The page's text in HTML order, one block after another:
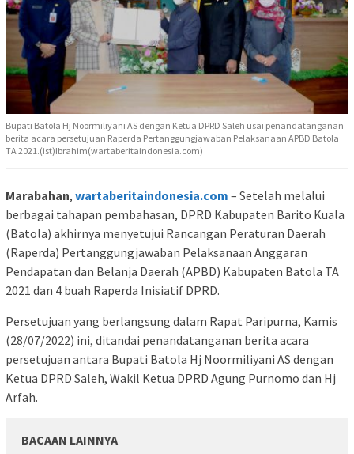
Bupati Batola Hj Noormiliyani AS dengan Ketua DPRD Saleh usai penandatanganan
berita acara persetujuan Raperda Pertanggungjawaban Pelaksanaan APBD Batola
TA 2021.(ist)Ibrahim(wartaberitaindonesia.com)
Marabahan, wartaberitaindonesia.com – Setelah melalui
berbagai tahapan pembahasan, DPRD Kabupaten Barito Kuala
(Batola) akhirnya menyetujui Rancangan Peraturan Daerah
(Raperda) Pertanggungjawaban Pelaksanaan Anggaran
Pendapatan dan Belanja Daerah (APBD) Kabupaten Batola TA
2021 dan 4 buah Raperda Inisiatif DPRD.
Persetujuan yang berlangsung dalam Rapat Paripurna, Kamis
(28/07/2022) ini, ditandai penandatanganan berita acara
persetujuan antara Bupati Batola Hj Noormiliyani AS dengan
Ketua DPRD Saleh, Wakil Ketua DPRD Agung Purnomo dan Hj
Arfah.
BACAAN LAINNYA